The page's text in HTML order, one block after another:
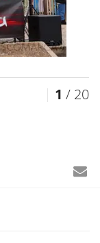
1 / 20